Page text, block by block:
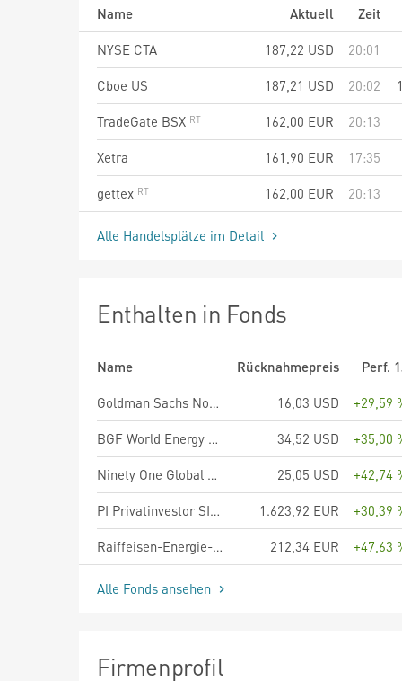
Name Aktuell
Zeit
NYSE CTA
187,22 USD
20:01
Cboe US
187,21 USD 20:02
TradeGate BSX
162,00 EUR
20:13
Xetra
161,90 EUR
17:35
gettex
162,00 EUR 20:13
Alle Handelsplätze im Detail
Enthalten in Fonds
Name Rücknahmepreis
Perf.
Goldman Sachs North America Energy & Energy Infrastructure Equity Portfolio Base Shares (Acc.)
16,03 USD
+29,59
BGF World Energy Fund A2 USD
34,52 USD
+35,00
Ninety One Global Strategy Fund - Global Natural Resources Fund A Acc USD
25,05 USD
+42,74
PI Privatinvestor SICAV - IAB Strategy Fund EUR
1.623,92 EUR
+30,39
Raiffeisen-Energie-Aktien (R) (T)
212,34 EUR +47,63
Alle Fonds ansehen
Firmenprofil